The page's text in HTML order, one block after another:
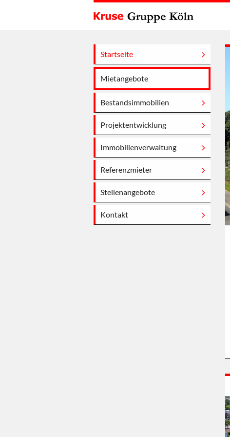
Startseite
Mietangebote
Bestandsimmobilien
Projektentwicklung
Immobilienverwaltung
Referenzmieter
Stellenangebote
Kontakt